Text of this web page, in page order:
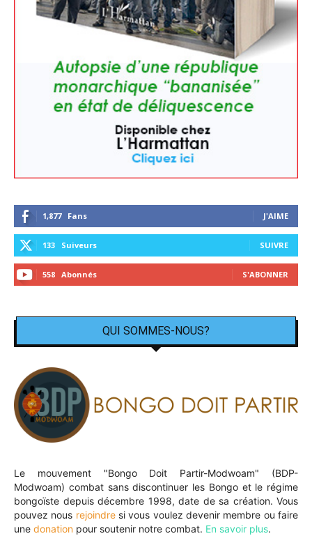
1,877 Fans J'AIME
133 Suiveurs SUIVRE
558 Abonnés S'ABONNER
QUI SOMMES-NOUS?
Le mouvement "Bongo Doit Partir-Modwoam" (BDP-
Modwoam) combat sans discontinuer les Bongo et le régime
bongoïste depuis décembre 1998, date de sa création. Vous
pouvez nous rejoindresi vous voulez devenir membre ou faire
une donation pour soutenir notre combat. En savoir plus.